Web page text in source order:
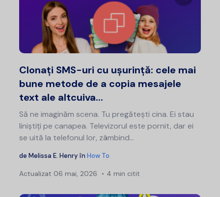
Clonați SMS-uri cu ușurință: cele mai
bune metode de a copia mesajele
text ale altcuiva...
Să ne imaginăm scena. Tu pregătești cina. Ei stau
liniștiți pe canapea. Televizorul este pornit, dar ei
se uită la telefonul lor, zâmbind...
de Melissa E. Henry în How To
Actualizat 06 mai, 2026 4 min citit